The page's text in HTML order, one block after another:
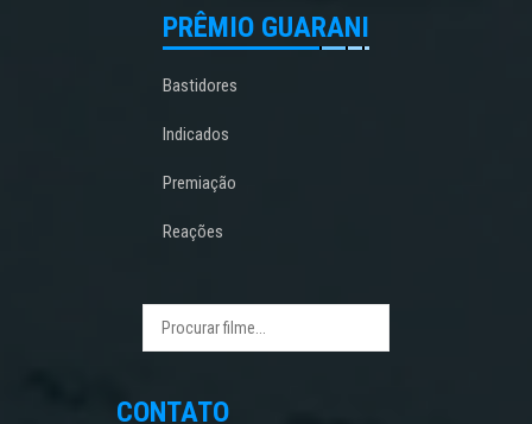
PRÊMIO GUARANI
Bastidores
Indicados
Premiação
Reações
CONTATO